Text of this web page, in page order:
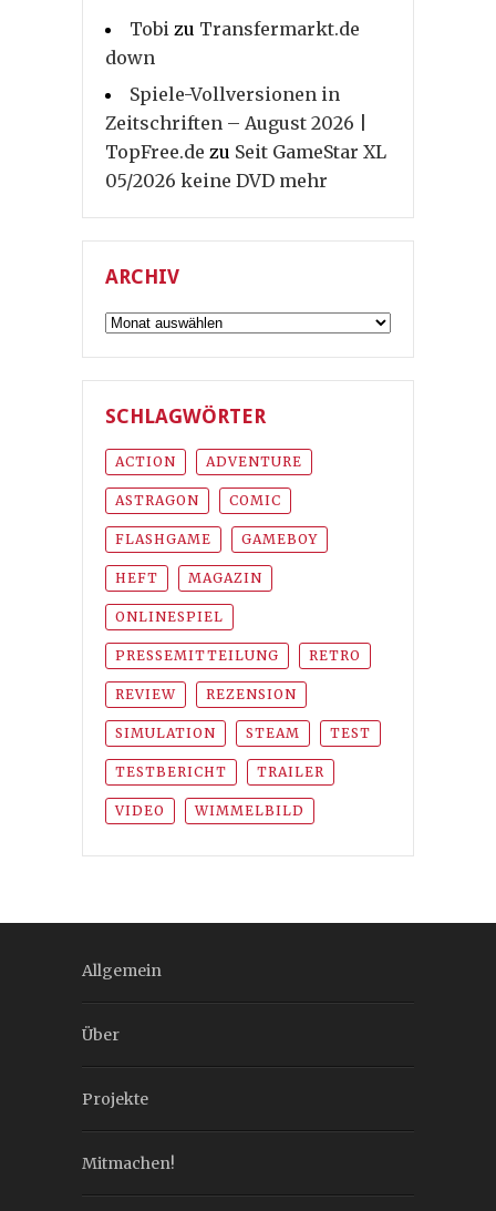
Tobi zu Transfermarkt.de
down
Spiele-Vollversionen in
Zeitschriften – August 2026 |
TopFree.de zu Seit GameStar XL
05/2026 keine DVD mehr
ARCHIV
Archiv
SCHLAGWÖRTER
ACTION ADVENTURE
ASTRAGON COMIC
FLASHGAME GAMEBOY
HEFT MAGAZIN
ONLINESPIEL
PRESSEMITTEILUNG RETRO
REVIEW REZENSION
SIMULATION STEAM TEST
TESTBERICHT TRAILER
VIDEO WIMMELBILD
Allgemein
Über
Projekte
Mitmachen!